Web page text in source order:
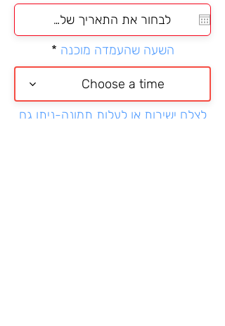
i
e
השעה שהעמדה מוכנה
Choose a time
לצלם ישירות או לעלות תמונה-ניתן גם